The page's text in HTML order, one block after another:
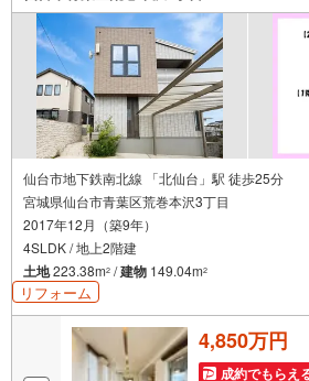
合わせください！
仙台市地下鉄南北線 「北仙台」駅 徒歩25分
宮城県仙台市青葉区荒巻本沢3丁目
2017年12月（築9年）
4SLDK / 地上2階建
土地223.38m2 /建物 149.04m2
リフォーム
4,850万円
成約でもらえ